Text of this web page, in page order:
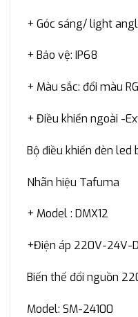
+ Góc sáng/ light
+ Bảo vệ: IP68
+ Màu sắc: đổi màu
+ Điều khiển ngoài -
Bộ điều khiển đèn led
Nhãn hiệu Tafuma
+ Model : DMX12
+Điện áp 220V-24V-
Biến thế đổi nguồn
Model: SM-24100